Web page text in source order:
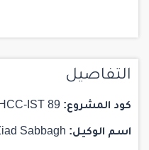
التفاصيل
كود المشروع:
اسم الوكيل: